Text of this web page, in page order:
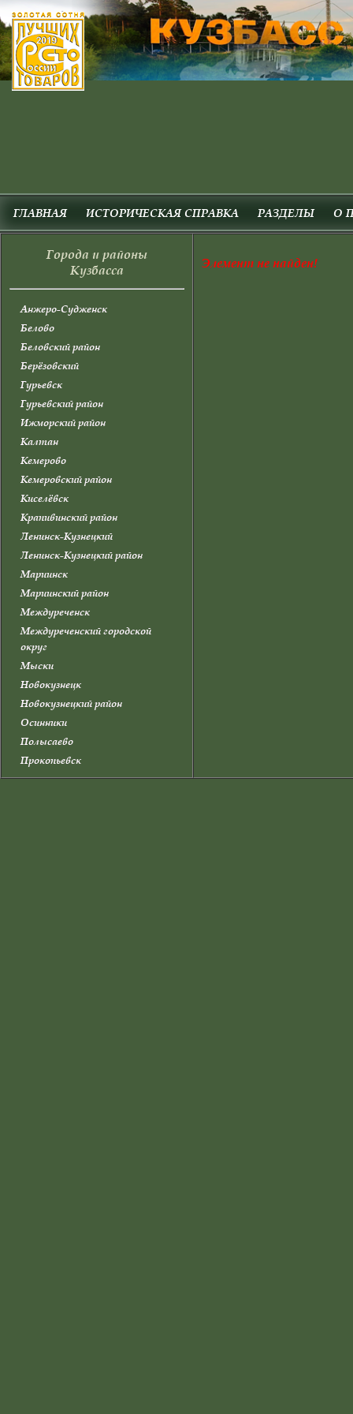
ГЛАВНАЯ ИСТОРИЧЕСКАЯ СПРАВКА РАЗДЕЛЫ О
Города и районы
Кузбасса
Анжеро-Судженск
Белово
Беловский район
Берёзовский
Гурьевск
Гурьевский район
Ижморский район
Калтан
Кемерово
Кемеровский район
Киселёвск
Крапивинский район
Ленинск-Кузнецкий
Ленинск-Кузнецкий район
Мариинск
Мариинский район
Междуреченск
Междуреченский городской
округ
Мыски
Новокузнецк
Новокузнецкий район
Осинники
Полысаево
Прокопьевск
Прокопьевский район
Элемент не найден!